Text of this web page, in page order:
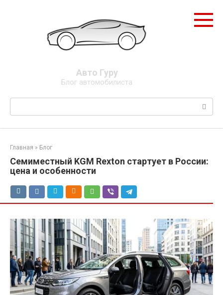
Авто Гуру
Блог автомобилиста
Поиск:
Главная » Блог
Семиместный KGM Rexton стартует в России:
цена и особенности